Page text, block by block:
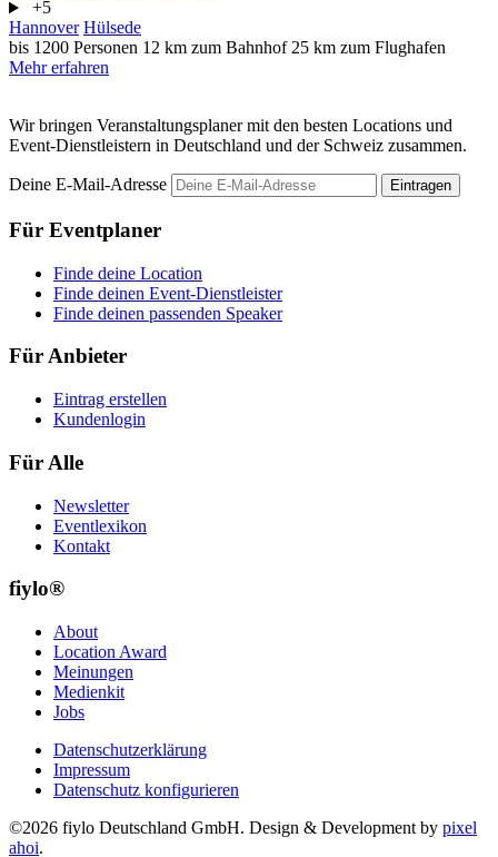
+5
Hannover Hülsede
bis 1200 Personen 12 km zum Bahnhof 25 km zum Flughafen
Mehr erfahren
Wir bringen Veranstaltungsplaner mit den besten Locations und
Event-Dienstleistern in Deutschland und der Schweiz zusammen.
Deine E-Mail-Adresse Eintragen
Für Eventplaner
Finde deine Location
Finde deinen Event-Dienstleister
Finde deinen passenden Speaker
Für Anbieter
Eintrag erstellen
Kundenlogin
Für Alle
Newsletter
Eventlexikon
Kontakt
fiylo®
About
Location Award
Meinungen
Medienkit
Jobs
Datenschutzerklärung
Impressum
Datenschutz konfigurieren
©2026 fiylo Deutschland GmbH. Design & Development by pixel
ahoi.